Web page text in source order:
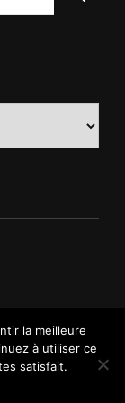
la meilleure
à utiliser ce
satisfait.